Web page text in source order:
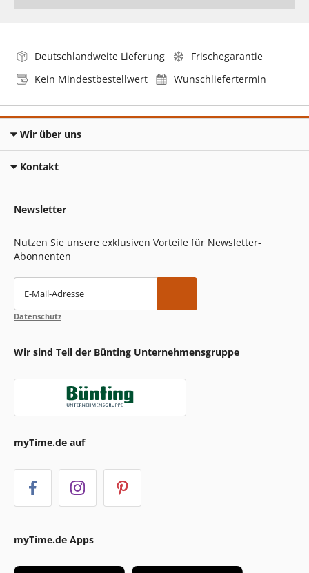
Deutschlandweite Lieferung
Frischegarantie
Kein Mindestbestellwert
Wunschliefertermin
Wir über uns
Kontakt
Newsletter
Nutzen Sie unsere exklusiven Vorteile für Newsletter-
Abonnenten
E-Mail-Adresse
Datenschutz
Wir sind Teil der Bünting Unternehmensgruppe
myTime.de auf
myTime.de Apps